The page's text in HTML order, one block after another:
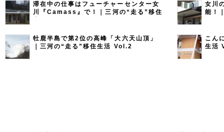
滞在中の仕事はフューチャーセンター女
川『Camass』で！｜三河の“走る”移住
女川
能！
牡鹿半島で第2位の高峰「大六天山頂」
｜三河の“走る”移住生活 Vol.2
こん
生活